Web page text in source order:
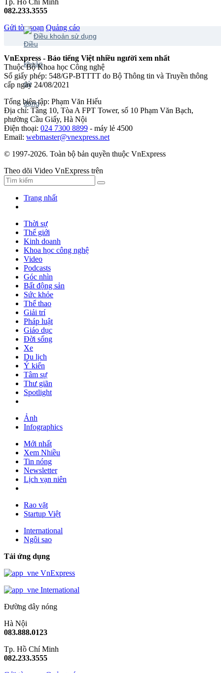
082.233.3555
Gửi tòa soạn Quảng cáo
Điều khoản sử dụng
VnExpress - Báo tiếng Việt nhiều người xem nhất
Thuộc Bộ Khoa học Công nghệ
Số giấy phép: 548/GP-BTTTT do Bộ Thông tin và Truyền thông
cấp ngày 24/08/2021
Tổng biên tập: Phạm Văn Hiếu
Địa chỉ: Tầng 10, Tòa A FPT Tower, số 10 Phạm Văn Bạch,
phường Cầu Giấy, Hà Nội
Điện thoại: 024 7300 8899 - máy lẻ 4500
Email: webmaster@vnexpress.net
© 1997-2026. Toàn bộ bản quyền thuộc VnExpress
Theo dõi Video VnExpress trên
Trang nhất
Thời sự
Thế giới
Kinh doanh
Khoa học công nghệ
Video
Podcasts
Góc nhìn
Bất động sản
Sức khỏe
Thể thao
Giải trí
Pháp luật
Giáo dục
Đời sống
Xe
Du lịch
Ý kiến
Tâm sự
Thư giãn
Spotlight
Ảnh
Infographics
Mới nhất
Xem Nhiều
Tin nóng
Newsletter
Lịch vạn niên
Rao vặt
Startup Việt
International
Ngôi sao
Tải ứng dụng
VnExpress
International
Đường dây nóng
Hà Nội
083.888.0123
Tp. Hồ Chí Minh
082.233.3555